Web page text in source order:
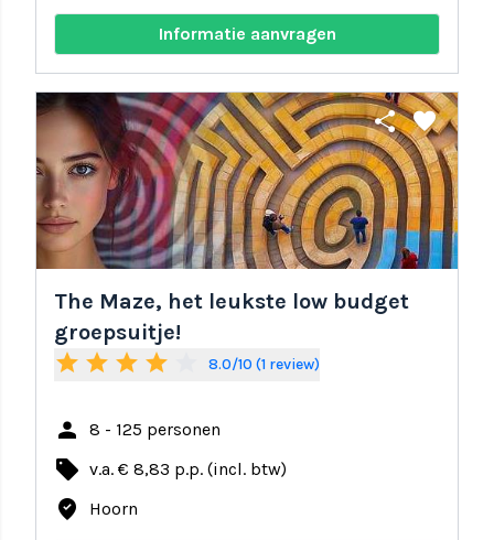
Informatie aanvragen
share favorite
The Maze, het leukste low budget
groepsuitje!
star star star star 8.0/10 (1 review)
person 8 - 125 personen
local_offer v.a. € 8,83 p.p. (incl. btw)
where_to_vote Hoorn